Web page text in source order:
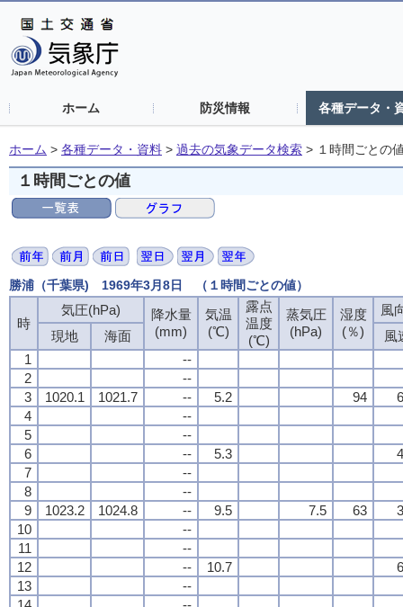
ホーム 防災情報 各種データ・
ホーム > 各種データ・資料 > 過去の気象データ検索 > １時間ごとの
１時間ごとの値
勝浦（千葉県) 1969年3月8日 （１時間ごとの値）
時
気圧(hPa)
降水量
(mm)
気温
(℃)
露点
温度
(℃)
蒸気圧
(hPa)
湿度
(％)
風
現地
海面
風
1
--
2
--
3
1020.1 1021.7 -- 5.2 94
4
--
5
--
6
-- 5.3
7
--
8
--
9
1023.2 1024.8 -- 9.5 7.5 63
10
--
11
--
12
-- 10.7
13
--